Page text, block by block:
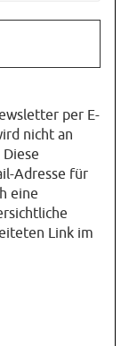
per E-
nicht an
Adresse für
eine
Link im